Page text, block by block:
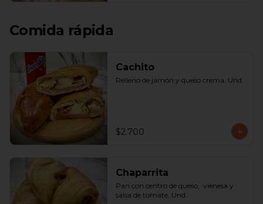
Comida rápida
Cachito
Relleno de jamón y queso crema. Und.
$2.700
Chaparrita
Pan con centro de queso,  vienesa y
salsa de tomate. Und.